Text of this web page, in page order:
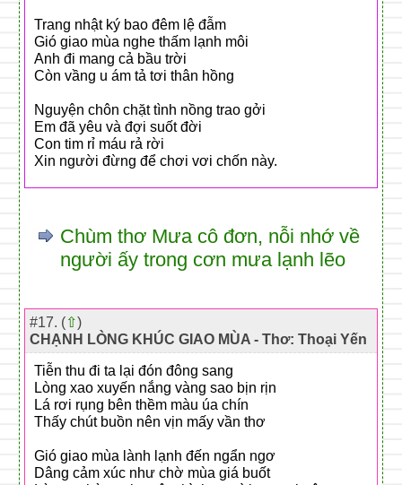
Trang nhật ký bao đêm lệ đẫm
Gió giao mùa nghe thấm lạnh môi
Anh đi mang cả bầu trời
Còn vầng u ám tả tơi thân hồng
Nguyện chôn chặt tình nồng trao gởi
Em đã yêu và đợi suốt đời
Con tim rỉ máu rả rời
Xin người đừng để chơi vơi chốn này.
Chùm thơ Mưa cô đơn, nỗi nhớ về
người ấy trong cơn mưa lạnh lẽo
#17. (⇧)
CHẠNH LÒNG KHÚC GIAO MÙA - Thơ: Thoại Yến
Tiễn thu đi ta lại đón đông sang
Lòng xao xuyến nắng vàng sao bịn rịn
Lá rơi rụng bên thềm màu úa chín
Thấy chút buồn nên vịn mấy vần thơ
Gió giao mùa lành lạnh đến ngẩn ngơ
Dâng cảm xúc như chờ mùa giá buốt